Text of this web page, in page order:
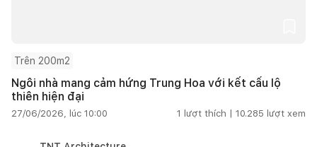
Trên 200m2
Ngôi nhà mang cảm hứng Trung Hoa với kết cấu lộ
thiên hiện đại
27/06/2026, lúc 10:00 1 lượt thích | 10.285 lượt xem